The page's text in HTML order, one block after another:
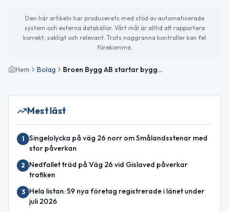
Den här artikeln har producerats med stöd av automatiserade
system och externa datakällor. Vårt mål är alltid att rapportera
korrekt, sakligt och relevant. Trots noggranna kontroller kan fel
förekomma.
Hem Bolag Broen Bygg AB startar byggverksamhet i Broaryd
Mest läst
1
Singelolycka på väg 26 norr om Smålandsstenar med
stor påverkan
2
Nedfallet träd på Väg 26 vid Gislaved påverkar
trafiken
3
Hela listan: 59 nya företag registrerade i länet under
juli 2026